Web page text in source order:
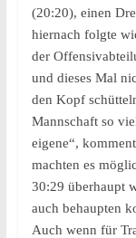
(20:20), einen
hiernach folgte
der
und dieses Mal
den Kopf
Mannschaft so
eigene“,
machten es
30:29 überhaupt
auch behaupten
Auch wenn für